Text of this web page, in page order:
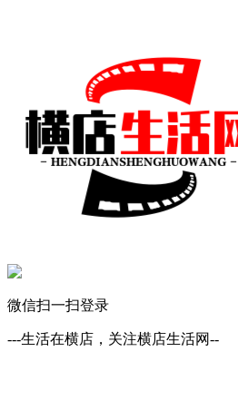
微信扫一扫登录
---生活在横店，关注横店生活网--